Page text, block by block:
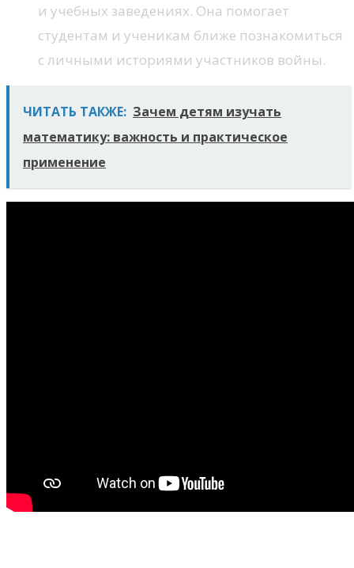
и учебных заведениях. Она помогает
студентам и ученикам ближе познакомиться
с личными историями участников войны.
ЧИТАТЬ ТАКЖЕ: Зачем детям изучать
математику: важность и практическое
применение